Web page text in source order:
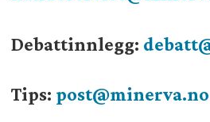
Debattinnlegg:
Tips: post@minerva.no